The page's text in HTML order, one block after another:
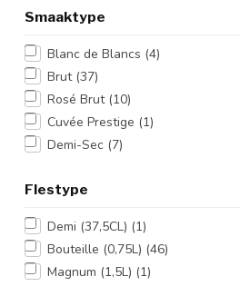
Smaaktype
Blanc de Blancs (4)
Brut (37)
Rosé Brut (10)
Cuvée Prestige (1)
Demi-Sec (7)
Flestype
Demi (37,5CL) (1)
Bouteille (0,75L) (46)
Magnum (1,5L) (1)